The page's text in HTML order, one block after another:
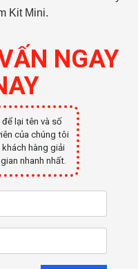
Kit Mini.
NGAY
lại tên và số
của chúng tôi
khách hàng giải
nhanh nhất.